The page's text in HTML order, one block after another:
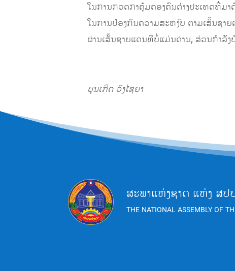
ໃນການກວດກາຄຸ້ມຄອງຄົນຕ່າງປະເທດທີ່ມາ
ໃນການປ້ອງກັນຄວາມສະຫງົບ ຕາມເສັ້ນຊາ
ຜ່ານເສັ້ນຊາຍແດນທີ່ບໍ່ແມ່ນດ່ານ, ສ່ວນກໍາລັ
ບຸນເກີດ ວົງໄຊຍາ
ສະພາແຫ່ງຊາດ ແຫ່ງ ສປ
THE NATIONAL ASSEMBLY OF